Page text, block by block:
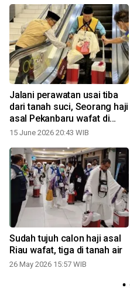
Jalani perawatan usai tiba
dari tanah suci, Seorang haji
asal Pekanbaru wafat di
Batam
15 June 2026 20:43 WIB
Sudah tujuh calon haji asal
Riau wafat, tiga di tanah air
26 May 2026 15:57 WIB